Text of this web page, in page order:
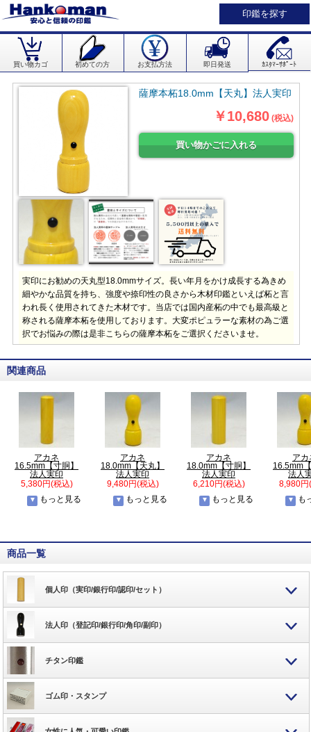
印鑑を探す
買い物カゴ 初めての方 お支払方法 即日発送 ｶｽﾀﾏｰｻﾎﾟｰﾄ
薩摩本柘18.0mm【天丸】法人実印
￥10,680 (税込)
実印にお勧めの天丸型18.0mmサイズ。長い年月をかけ成長する為きめ
細やかな品質を持ち、強度や捺印性の良さから木材印鑑といえば柘と言
われ長く使用されてきた木材です。当店では国内産柘の中でも最高級と
称される薩摩本柘を使用しております。大変ポピュラーな素材の為ご選
択でお悩みの際は是非こちらの薩摩本柘をご選択くださいませ。
関連商品
アカネ
16.5mm【寸胴】
法人実印
5,380円(税込)
もっと見る
アカネ
18.0mm【天丸】
法人実印
9,480円(税込)
もっと見る
アカネ
18.0mm【寸胴】
法人実印
6,210円(税込)
もっと見る
アカ
16.5mm
法人
8,980円
も
商品一覧
個人印（実印/銀行印/認印/セット）
法人印（登記印/銀行印/角印/副印）
チタン印鑑
ゴム印・スタンプ